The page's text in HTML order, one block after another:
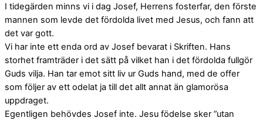
I tidegärden minns vi i dag Josef, Herrens fosterfar, den förste
mannen som levde det fördolda livet med Jesus, och fann att
det var gott.
Vi har inte ett enda ord av Josef bevarat i Skriften. Hans
storhet framträder i det sätt på vilket han i det fördolda fullgör
Guds vilja. Han tar emot sitt liv ur Guds hand, med de offer
som följer av ett odelat ja till det allt annat än glamorösa
uppdraget.
Egentligen behövdes Josef inte. Jesu födelse sker ”utan